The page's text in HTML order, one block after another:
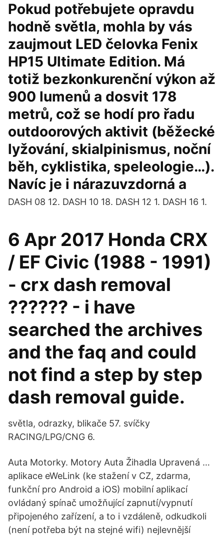
Pokud potřebujete opravdu
hodně světla, mohla by vás
zaujmout LED čelovka Fenix
HP15 Ultimate Edition. Má
totiž bezkonkurenční výkon až
900 lumenů a dosvit 178
metrů, což se hodí pro řadu
outdoorových aktivit (běžecké
lyžování, skialpinismus, noční
běh, cyklistika, speleologie…).
Navíc je i nárazuvzdorná a
DASH 08 12. DASH 10 18. DASH 12 1. DASH 16 1.
6 Apr 2017 Honda CRX
/ EF Civic (1988 - 1991)
- crx dash removal
?????? - i have
searched the archives
and the faq and could
not find a step by step
dash removal guide.
světla, odrazky, blikače 57. svíčky
RACING/LPG/CNG 6.
Auta Motorky. Motory Auta Žihadla Upravená …
aplikace eWeLink (ke stažení v CZ, zdarma,
funkční pro Android a iOS) mobilní aplikací
ovládaný spínač umožňující zapnutí/vypnutí
připojeného zařízení, a to i vzdáleně, odkudkoli
(není potřeba být na stejné wifi) nejlevnější